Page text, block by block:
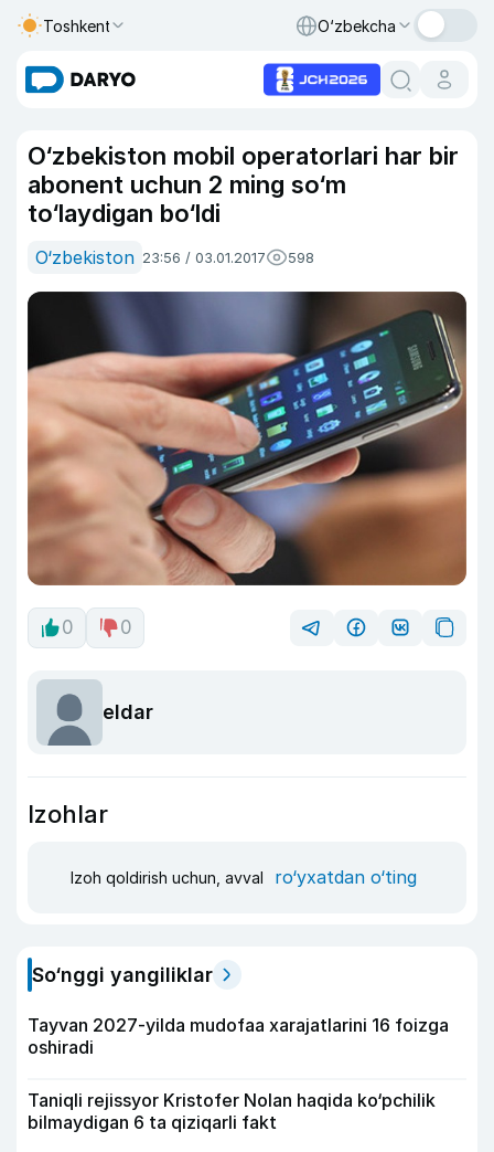
Toshkent O‘zbekcha
O‘zbekiston mobil operatorlari har bir
abonent uchun 2 ming so‘m
to‘laydigan bo‘ldi
O‘zbekiston 23:56 / 03.01.2017 598
0 0
eldar
Izohlar
Izoh qoldirish uchun, avval ro‘yxatdan o‘ting
So‘nggi yangiliklar
Tayvan 2027-yilda mudofaa xarajatlarini 16 foizga
oshiradi
Taniqli rejissyor Kristofer Nolan haqida ko‘pchilik
bilmaydigan 6 ta qiziqarli fakt